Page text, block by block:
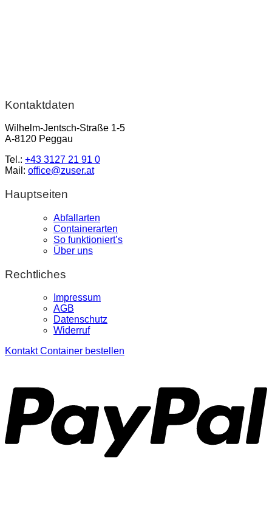
Kontaktdaten
Wilhelm-Jentsch-Straße 1-5
A-8120 Peggau
Tel.: +43 3127 21 91 0
Mail: office@zuser.at
Hauptseiten
Abfallarten
Containerarten
So funktioniert’s
Über uns
Rechtliches
Impressum
AGB
Datenschutz
Widerruf
Kontakt Container bestellen